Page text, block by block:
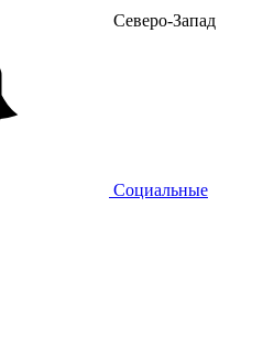
Северо-Запад
Социальные